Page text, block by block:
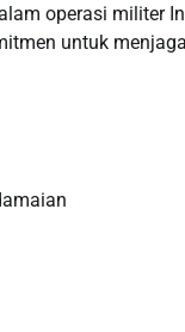
operasi militer
untuk